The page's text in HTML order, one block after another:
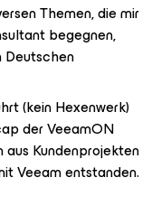
Themen, die mir
begegnen,
Deutschen
(kein Hexenwerk)
der VeeamON
Kundenprojekten
Veeam entstanden.